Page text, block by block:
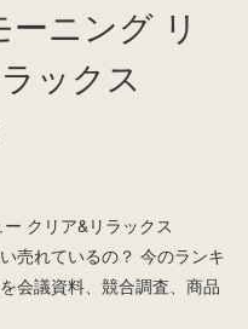
ニング リ
ックス
クリア&リラックス
売れているの？ 今のランキ
会議資料、競合調査、商品